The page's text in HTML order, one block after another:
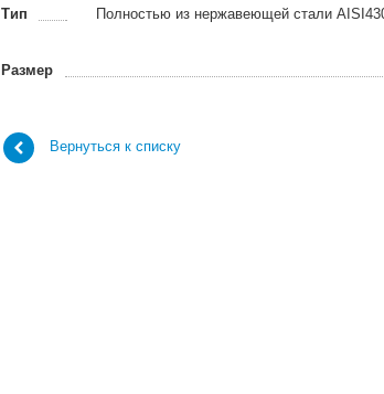
Тип
Полностью из нержавеющей стали
Размер
Вернуться к списку